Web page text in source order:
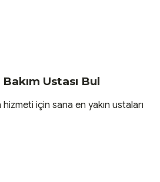
Ustası Bul
hizmeti için sana en yakın ustaları